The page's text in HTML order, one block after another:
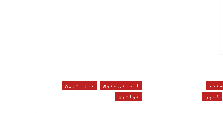
سندھ
کلچر
انسانی حقوق
تازہ ترین
خواتین